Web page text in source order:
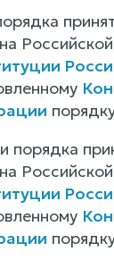
порядка